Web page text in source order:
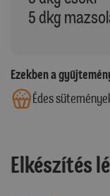
5 dkg
Ezekben a
Édes
Elkészítés